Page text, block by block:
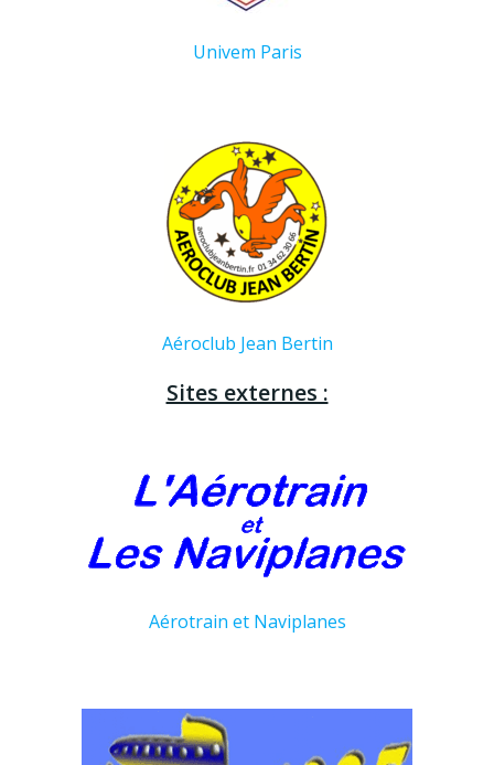
Univem Paris
Aéroclub Jean Bertin
Sites externes :
Aérotrain et Naviplanes